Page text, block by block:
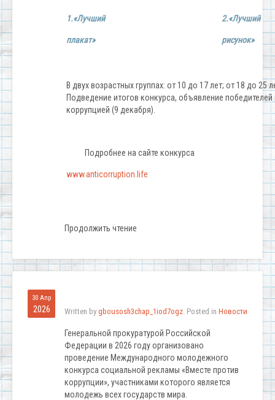
1.«Лучший
плакат»
2.«Лучший
рисунок»
В двух возрастных группах: от 10 до 17 лет; от 18 до 25
Подведение итогов конкурса, объявление
коррупцией (9 декабря).
Подробнее на сайте конкурса
www.anticorruption.life
Продолжить чтение
30 Апр
2026 Written by gbousosh3chap_1iod7ogz. Posted in Новости
Генеральной прокуратурой Российской
Федерации в 2026 году организовано
проведение Международного молодежного
конкурса социальной рекламы «Вместе против
коррупции», участниками которого является
молодежь всех государств мира.